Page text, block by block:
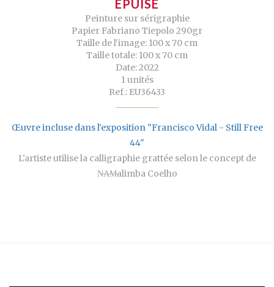
ÉPUISÉ
Peinture sur sérigraphie
Papier Fabriano Tiepolo 290gr
Taille de l'image: 100 x 70 cm
Taille totale: 100 x 70 cm
Date: 2022
1 unités
Ref.: EU36433
Œuvre incluse dans l'exposition "Francisco Vidal - Still Free
44"
L'artiste utilise la calligraphie grattée selon le concept de
N̶A̶M̶alimba Coelho